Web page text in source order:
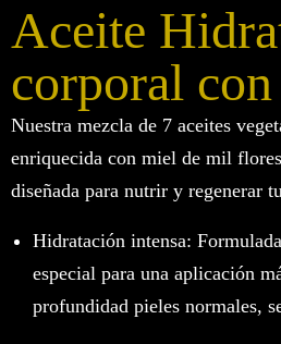
Aceite
corporal
Nuestra mezcla de 7 aceites
enriquecida con miel de mil
diseñada para nutrir y regenerar
Hidratación intensa:
especial para una aplicación
profundidad pieles normales,